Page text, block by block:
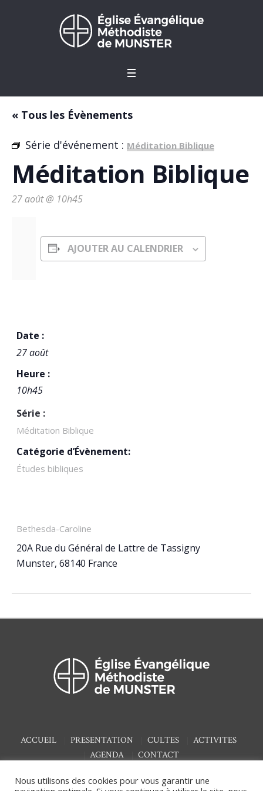
« Tous les Évènements
Série d'événement : Méditation Biblique
Méditation Biblique
27 août @ 10h45
AJOUTER AU CALENDRIER
Date :
27 août
Heure :
10h45
Série :
Méditation Biblique
Catégorie d’Évènement:
Études bibliques
Bethesda-Caroline
20A Rue du Général de Lattre de Tassigny
Munster, 68140 France
ACCUEIL PRESENTATION CULTES
ACTIVITES
AGENDA
CONTACT
Nous utilisons des cookies pour vous garantir une